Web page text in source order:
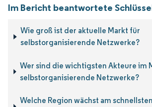
Im Bericht beantwortete
Wie groß ist der aktuelle Markt für
selbstorganisierende Netzwerke?
Wer sind die wichtigsten Akteure im
selbstorganisierende Netzwerke?
Welche Region wächst am